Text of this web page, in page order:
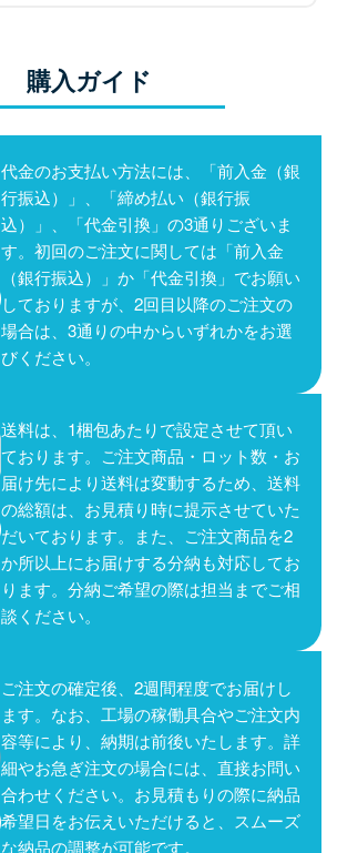
購入ガイド
代金のお支払い方法には、「前入金（銀
行振込）」、「締め払い（銀行振
込）」、「代金引換」の3通りございま
す。初回のご注文に関しては「前入金
（銀行振込）」か「代金引換」でお願い
しておりますが、2回目以降のご注文の
場合は、3通りの中からいずれかをお選
びください。
送料は、1梱包あたりで設定させて頂い
ております。ご注文商品・ロット数・お
届け先により送料は変動するため、送料
の総額は、お見積り時に提示させていた
だいております。また、ご注文商品を2
か所以上にお届けする分納も対応してお
ります。分納ご希望の際は担当までご相
談ください。
ご注文の確定後、2週間程度でお届けし
ます。なお、工場の稼働具合やご注文内
容等により、納期は前後いたします。詳
細やお急ぎ注文の場合には、直接お問い
合わせください。お見積もりの際に納品
希望日をお伝えいただけると、スムーズ
な納品の調整が可能です。